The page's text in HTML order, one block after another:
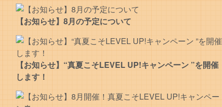
【お知らせ】8月の予定について
【お知らせ】“真夏こそLEVEL UP!キャンペーン ”を開催
します！